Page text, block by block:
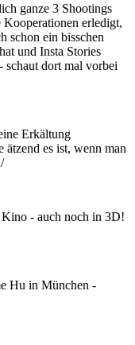
ganze 3 Shootings
Kooperationen erledigt,
schon ein bisschen
und Insta Stories
schaut dort mal vorbei
Erkältung
ätzend es ist, wenn man
- auch noch in 3D!
Hu in München -